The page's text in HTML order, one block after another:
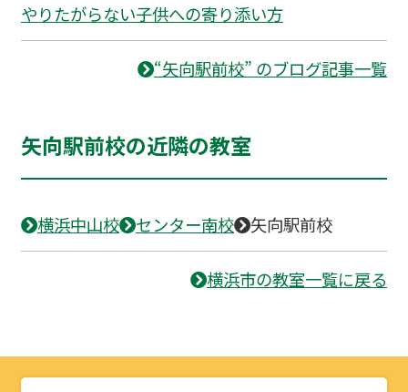
やりたがらない子供への寄り添い方
“矢向駅前校” のブログ記事一覧
矢向駅前校の近隣の教室
横浜中山校 センター南校 矢向駅前校
横浜市の教室一覧に戻る